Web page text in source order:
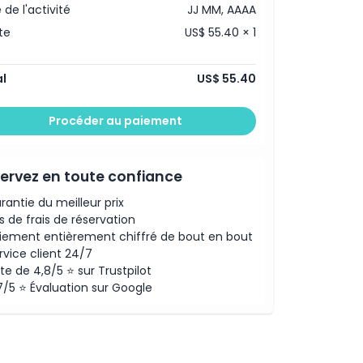
de l'activité
JJ MM, AAAA
US$ 55.40 × 1
US$ 55.40
Procéder au paiement
en toute confiance
du meilleur prix
de frais de réservation
entièrement chiffré de bout en bout
client 24/7
de 4,8/5 ⭐ sur Trustpilot
5 ⭐ Évaluation sur Google